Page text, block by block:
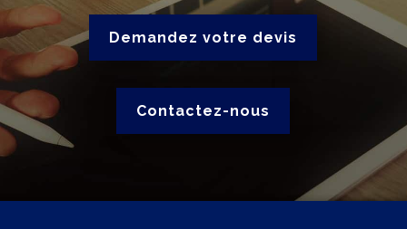
Demandez votre devis
Contactez-nous